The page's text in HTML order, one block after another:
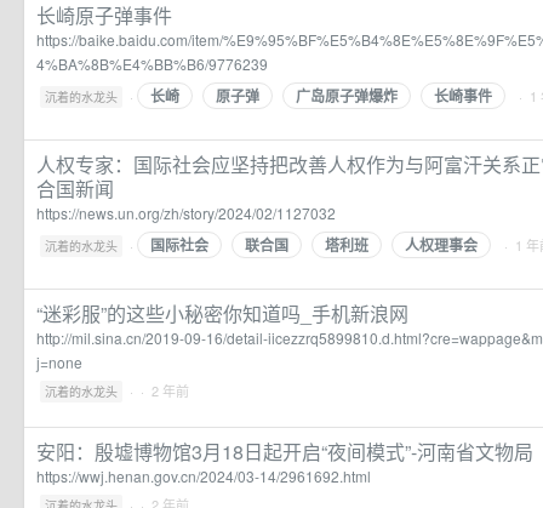
长崎原子弹事件
https://baike.baidu.com/item/
4%BA%8B%E4%BB%B6/9776239
沉着的水龙头 · 长崎 原子弹 广岛原子弹爆炸 长崎事件 · 1
人权专家：国际社会应坚持把改善人权作为与阿富汗关系
合国新闻
https://news.un.org/zh/story/2024/02/1127032
沉着的水龙头 · 国际社会 联合国 塔利班 人权理事会 · 1 年
“迷彩服”的这些小秘密你知道吗_手机新浪网
http://mil.sina.cn/2019-09-16/detail-
j=none
沉着的水龙头 · · 2 年前
安阳：殷墟博物馆3月18日起开启“夜间模式”-河南省文物局
https://wwj.henan.gov.cn/2024/03-14/2961692.html